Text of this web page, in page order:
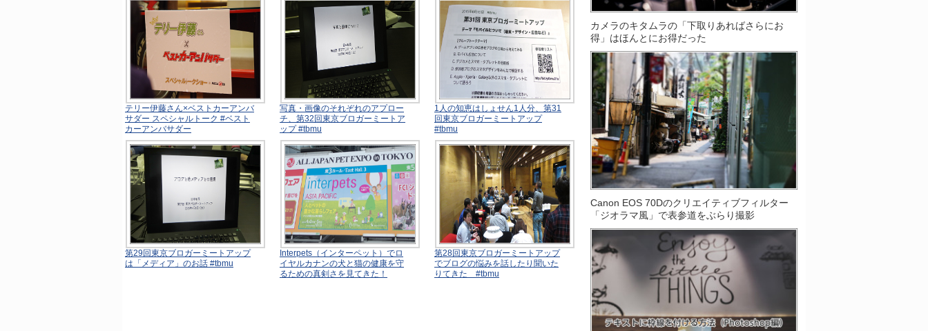
テリー伊藤さん×ベストカーアンバ
サダー スペシャルトーク #ベスト
カーアンバサダー
写真・画像のそれぞれのアプロー
チ、第32回東京ブロガーミートア
ップ #tbmu
1人の知恵はしょせん1人分、第31
回東京ブロガーミートアップ
#tbmu
第29回東京ブロガーミートアップ
は「メディア」のお話 #tbmu
Interpets（インターペット）でロ
イヤルカナンの犬と猫の健康を守
るための真剣さを見てきた！
第28回東京ブロガーミートアップ
でブログの悩みを話したり聞いた
りてきた #tbmu
カメラのキタムラの「下取りあればさらにお
得」はほんとにお得だった
Canon EOS 70Dのクリエイティブフィルター
「ジオラマ風」で表参道をぶらり撮影